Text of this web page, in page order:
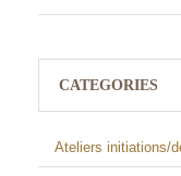
CATEGORIES
Ateliers initiations/